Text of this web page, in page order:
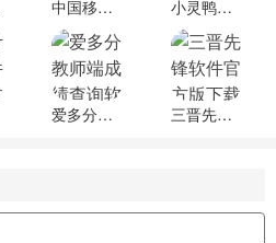
中国移动云考AI手机版下载 小灵鸭官方正版下载
爱多分教师端成绩查询软件下载 三晋先锋软件官方版下载安装